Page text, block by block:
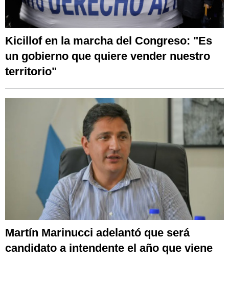
Kicillof en la marcha del Congreso: "Es
un gobierno que quiere vender nuestro
territorio"
Martín Marinucci adelantó que será
candidato a intendente el año que viene